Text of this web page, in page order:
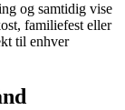
og samtidig vise
familiefest eller
til enhver